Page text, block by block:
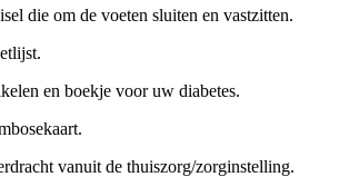
die om de voeten sluiten en vastzitten.
en boekje voor uw diabetes.
vanuit de thuiszorg/zorginstelling.